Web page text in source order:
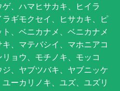
、ハマヒサカキ、ヒイラ
ギモクセイ、ヒサカキ、ピ
、ベニカナメ、ベニカナメ
、マテバシイ、マホニアコ
ョウ、モチノキ、モッコ
、ヤブツバキ、ヤブニッケ
ーカリノキ、ユズ、ユズリ